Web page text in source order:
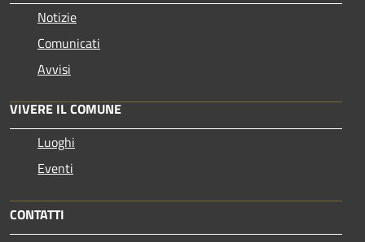
Notizie
Comunicati
Avvisi
VIVERE IL COMUNE
Luoghi
Eventi
CONTATTI